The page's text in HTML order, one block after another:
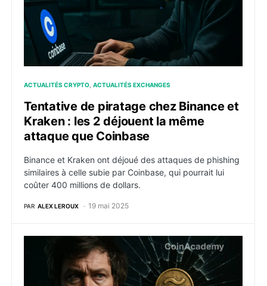
ACTUALITÉS CRYPTO ACTUALITÉS EXCHANGES
Tentative de piratage chez Binance et
Kraken : les 2 déjouent la même
attaque que Coinbase
Binance et Kraken ont déjoué des attaques de phishing
similaires à celle subie par Coinbase, qui pourrait lui
coûter 400 millions de dollars.
PAR ALEX LEROUX 19 mai 2025
Libra Gate : un juge argentin fait sauter le secret